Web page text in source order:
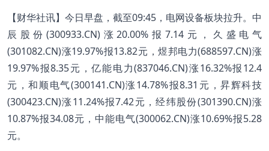
【财华社讯】今日早盘，截至09:45，电网设备板块拉升。中
辰股份(300933.CN)涨20.00%报7.14元，久盛电气
(301082.CN)涨19.97%报13.82元，煜邦电力(688597.CN)涨
19.97%报8.35元，亿能电力(837046.CN)涨16.32%报12.4
元，和顺电气(300141.CN)涨14.78%报8.31元，昇辉科技
(300423.CN)涨11.24%报7.42元，经纬股份(301390.CN)涨
10.87%报34.08元，中能电气(300062.CN)涨10.69%报5.28
元。